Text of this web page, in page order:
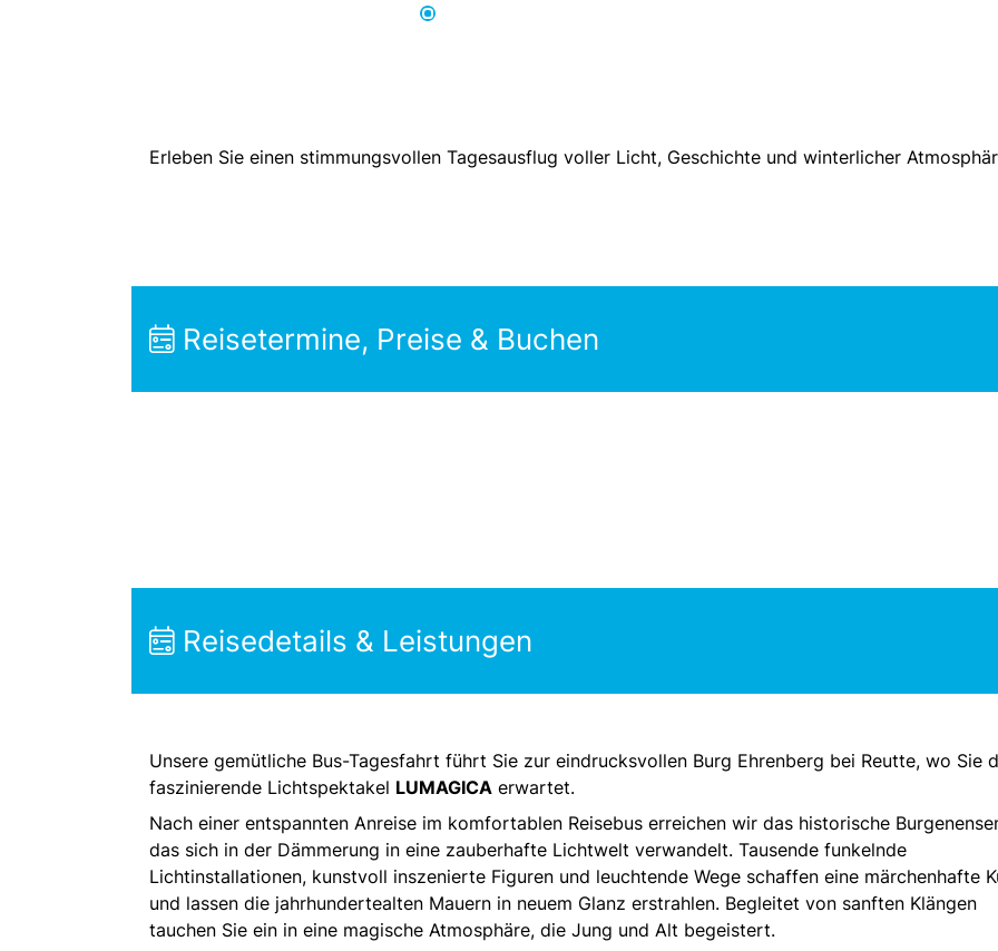
Erleben Sie einen stimmungsvollen Tagesausflug voller Licht, Geschichte und winterlicher
Reisetermine, Preise & Buchen
Reisedetails & Leistungen
Unsere gemütliche Bus-Tagesfahrt führt Sie zur eindrucksvollen Burg Ehrenberg bei Reutte, wo Sie
faszinierende Lichtspektakel LUMAGICA erwartet.
Nach einer entspannten Anreise im komfortablen Reisebus erreichen wir das historische
das sich in der Dämmerung in eine zauberhafte Lichtwelt verwandelt. Tausende funkelnde
Lichtinstallationen, kunstvoll inszenierte Figuren und leuchtende Wege schaffen eine märchenhafte
und lassen die jahrhundertealten Mauern in neuem Glanz erstrahlen. Begleitet von sanften Klängen
tauchen Sie ein in eine magische Atmosphäre, die Jung und Alt begeistert.